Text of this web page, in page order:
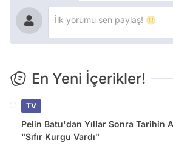
En Yeni İçerikler!
TV
Pelin Batu'dan Yıllar Sonra Tarihin
"Sıfır Kurgu Vardı"